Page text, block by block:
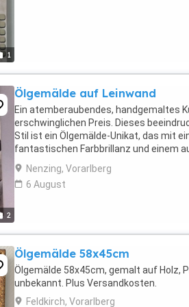
1
2
Ölgemälde auf Leinwand
Ein atemberaubendes, handgemaltes
erschwinglichen Preis. Dieses
Stil ist ein Ölgemälde-Unikat, das mit
fantastischen Farbbrillanz und einem
eine kunstvolle Einzigartigkeit sorgt. Die
Nenzing, Vorarlberg
6 August
Ölgemälde 58x45cm
Ölgemälde 58x45cm, gemalt auf Holz,
unbekannt. Plus Versandkosten.
Feldkirch, Vorarlberg